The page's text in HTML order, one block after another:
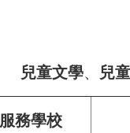
兒童文學、 兒
服務學校